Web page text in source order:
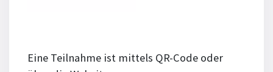
Eine Teilnahme ist mittels QR-Code oder